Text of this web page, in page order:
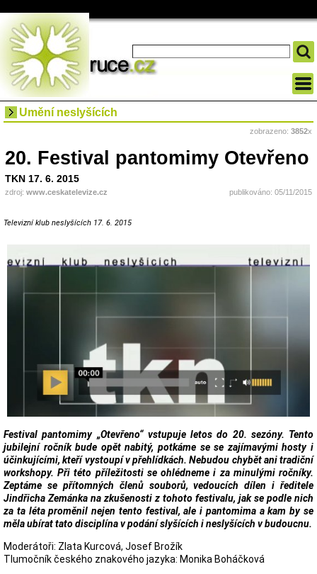
Umění neslyšících
zobrazeno: 3852x
20. Festival pantomimy Otevřeno
TKN 17. 6. 2015
zdroj: www.ceskatelevize.cz publikováno: 05/11/2015
Televizní klub neslyšících 17. 6. 2015
Festival pantomimy „Otevřeno“ vstupuje letos do 20. sezóny. Tento
jubilejní ročník bude opět nabitý, potkáme se se zajímavými hosty i
účinkujícími, kteří vystoupí v přehlídkách. Nebudou chybět ani tradiční
workshopy. Při této příležitosti se ohlédneme i za minulými ročníky.
Zeptáme se přítomných členů souborů, vedoucích dílen i ředitele
Jindřicha Zemánka na zkušenosti z tohoto festivalu, jak se podle nich
za ta léta proměnil nejen tento festival, ale i pantomima a kam by se
měla ubírat tato disciplína v podání slyšících i neslyšících v budoucnu.
Moderátoři: Zlata Kurcová, Josef Brožík
Tlumočník českého znakového jazyka: Monika Boháčková